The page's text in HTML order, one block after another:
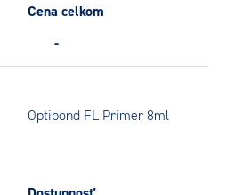
Cena celkom
-
Optibond FL Primer 8ml